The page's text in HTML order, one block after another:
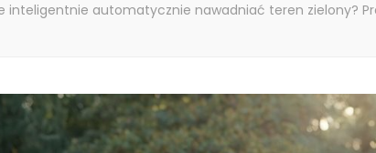
inteligentnie automatycznie nawadniać teren zielony?